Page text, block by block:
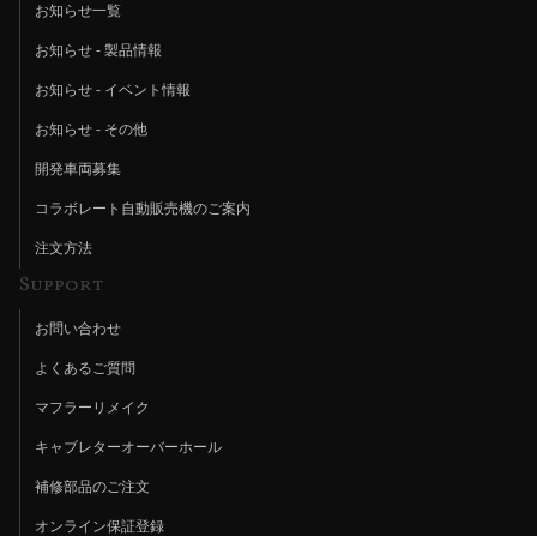
お知らせ一覧
お知らせ - 製品情報
お知らせ - イベント情報
お知らせ - その他
開発車両募集
コラボレート自動販売機のご案内
注文方法
Support
お問い合わせ
よくあるご質問
マフラーリメイク
キャブレターオーバーホール
補修部品のご注文
オンライン保証登録